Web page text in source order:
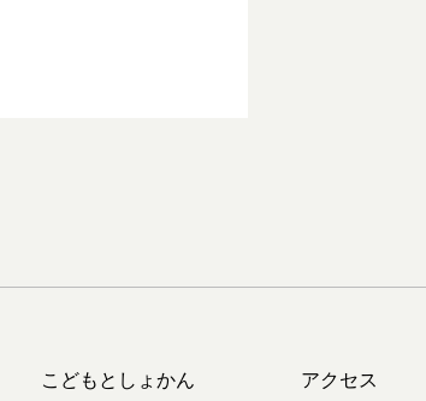
こどもとしょかん
アクセス